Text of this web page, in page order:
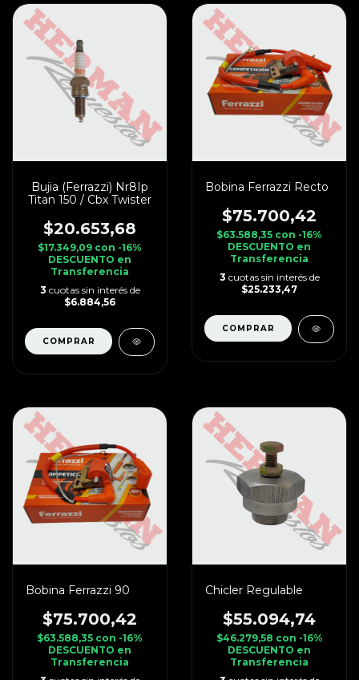
Bujia (Ferrazzi) Nr8Ip
Titan 150 / Cbx Twister
$20.653,68
$17.349,09 con -16%
DESCUENTO en
Transferencia
3 cuotas sin interés de
$6.884,56
Bobina Ferrazzi Recto
$75.700,42
$63.588,35 con -16%
DESCUENTO en
Transferencia
3 cuotas sin interés de
$25.233,47
Bobina Ferrazzi 90
$75.700,42
$63.588,35 con -16%
DESCUENTO en
Transferencia
Chicler Regulable
$55.094,74
$46.279,58 con -16%
DESCUENTO en
Transferencia